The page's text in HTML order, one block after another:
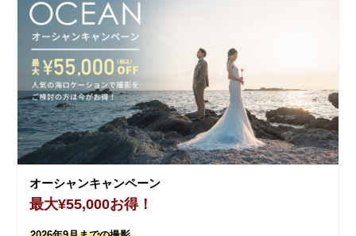
オーシャンキャンペーン
最大¥55,000お得！